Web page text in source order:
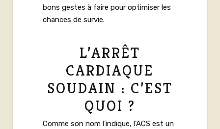
bons gestes à faire pour optimiser les
chances de survie.
L’ARRÊT
CARDIAQUE
SOUDAIN : C’EST
QUOI ?
Comme son nom l’indique, l’ACS est un